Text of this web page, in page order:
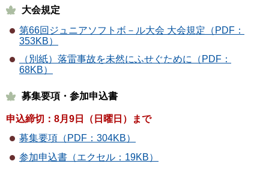
大会規定
第66回ジュニアソフトボ－ル大会 大会規定（PDF：
353KB）
（別紙）落雷事故を未然にふせぐために（PDF：
68KB）
募集要項・参加申込書
申込締切：8月9日（日曜日）まで
募集要項（PDF：304KB）
参加申込書（エクセル：19KB）